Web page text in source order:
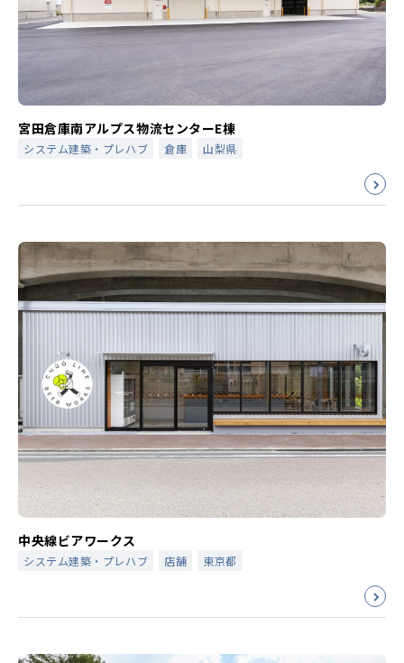
宮田倉庫南アルプス物流センターE棟
システム建築・プレハブ 倉庫 山梨県
中央線ビアワークス
システム建築・プレハブ 店舗 東京都